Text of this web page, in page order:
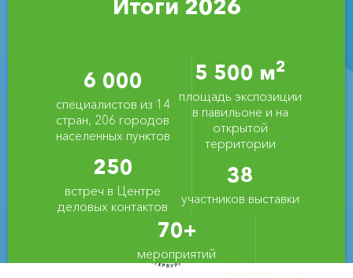
Итоги 2026
6 000
специалистов из 14
стран, 206 городов
населенных пунктов
5 500 м2
площадь экспозиции
в павильоне и на
открытой
территории
250
встреч в Центре
деловых контактов
38
участников выставки
70+
мероприятий
конгрессной
современного экологического состояния
опытом в решении схожих экологических
проблем, ознакомиться с инновационными
природоохранными технологиями и
оборудованием.
ПРОВОДИТСЯ ПРИ ПОДДЕРЖКЕ И УЧАСТИИ